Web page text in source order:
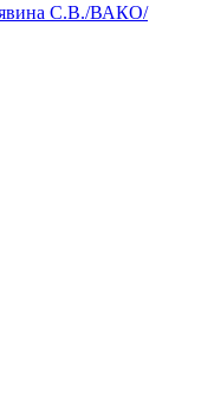
С.В./ВАКО/